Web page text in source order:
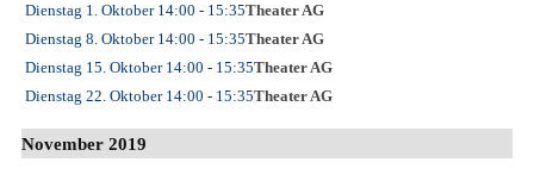
Dienstag 1. Oktober14:00 - 15:35Theater AG
Dienstag 8. Oktober14:00 - 15:35Theater AG
Dienstag 15. Oktober14:00 - 15:35Theater AG
Dienstag 22. Oktober14:00 - 15:35Theater AG
November 2019